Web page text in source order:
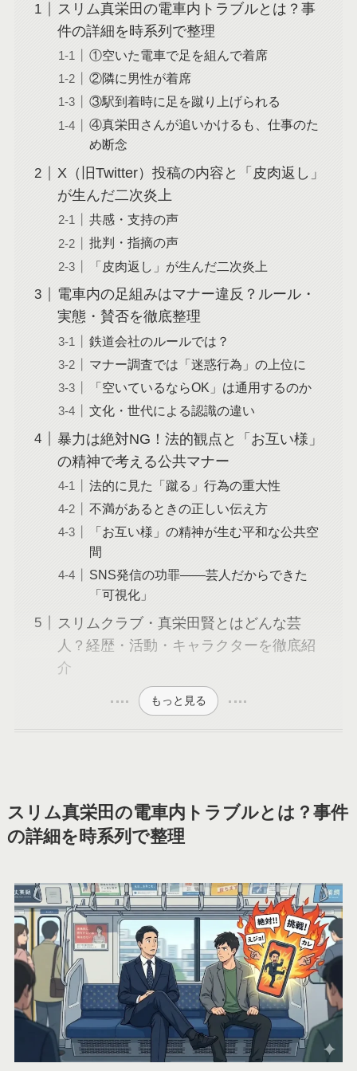
スリム真栄田の電車内トラブルとは？事
件の詳細を時系列で整理
①空いた電車で足を組んで着席
②隣に男性が着席
③駅到着時に足を蹴り上げられる
④真栄田さんが追いかけるも、仕事のた
め断念
X（旧Twitter）投稿の内容と「皮肉返し」
が生んだ二次炎上
共感・支持の声
批判・指摘の声
「皮肉返し」が生んだ二次炎上
電車内の足組みはマナー違反？ルール・
実態・賛否を徹底整理
鉄道会社のルールでは？
マナー調査では「迷惑行為」の上位に
「空いているならOK」は通用するのか
文化・世代による認識の違い
暴力は絶対NG！法的観点と「お互い様」
の精神で考える公共マナー
法的に見た「蹴る」行為の重大性
不満があるときの正しい伝え方
「お互い様」の精神が生む平和な公共空
間
SNS発信の功罪——芸人だからできた
「可視化」
スリムクラブ・真栄田賢とはどんな芸
人？経歴・活動・キャラクターを徹底紹
介
もっと見る
スリム真栄田の電車内トラブルとは？事件
の詳細を時系列で整理